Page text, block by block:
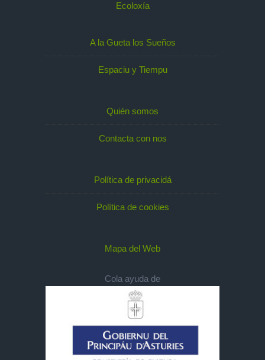
Ecoloxía
A la Gueta los Sueños
Espaciu y Tiempu
Quién somos
Contacta con nos
Política de privacidá
Política de cookies
Mapa del Web
Cola ayuda de